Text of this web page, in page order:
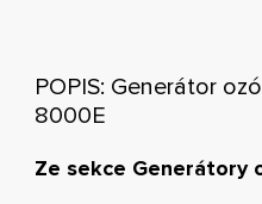
POPIS: Generátor
8000E
Ze sekce Generátory